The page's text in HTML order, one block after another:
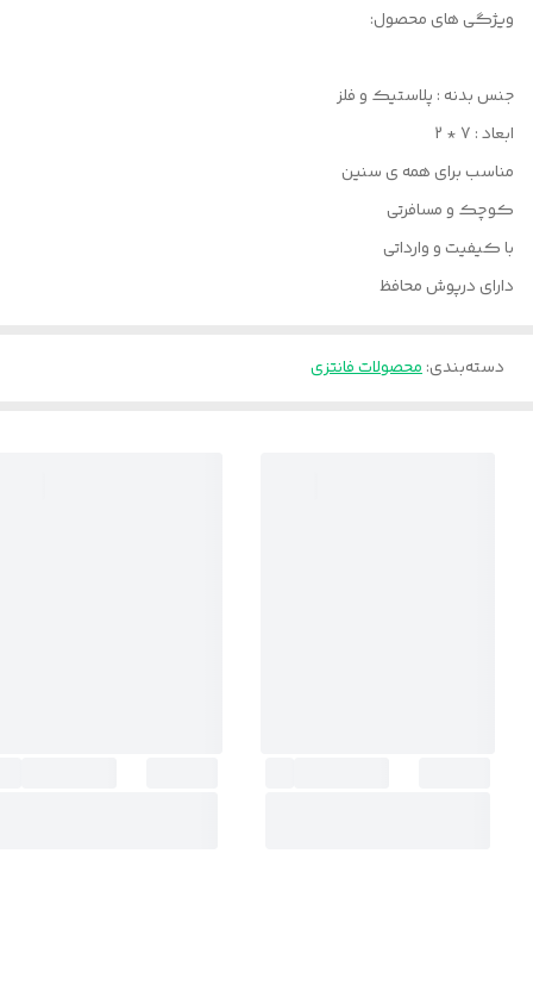
ویژگی های محصول:
جنس بدنه : پلاستیک و فلز
ابعاد : 7 * 2
مناسب برای همه ی سنین
کوچک و مسافرتی
با کیفیت و وارداتی
دارای درپوش محافظ
دسته‌بندی:محصولات فانتزی